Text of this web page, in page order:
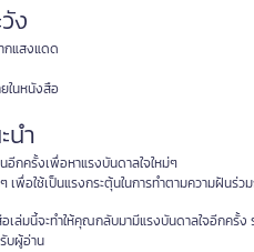
ง
กแสงแดด
ในหนังสือ
นำ
กครั้งเพื่อหาแรงบันดาลใจใหม่ๆ
พื่อใช้เป็นแรงกระตุ้นในการทำตามความฝันร่ว
ล่มนี้จะทำให้คุณกลับมามีแรงบันดาลใจอีกครั้ง
บผู้อ่าน